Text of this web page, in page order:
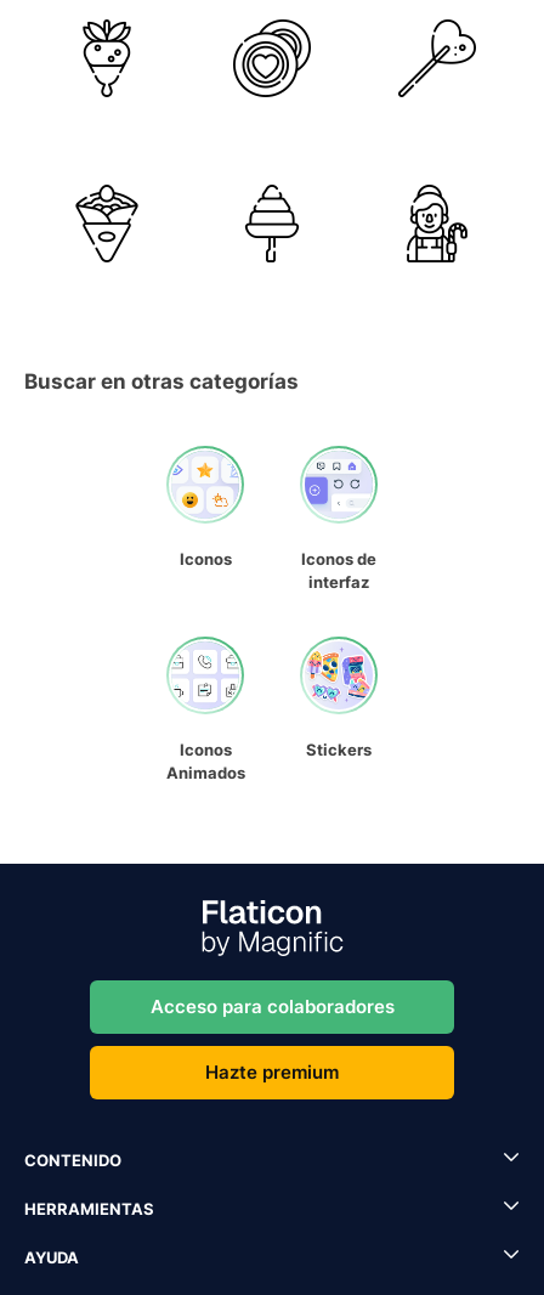
Buscar en otras categorías
Iconos
Iconos de
interfaz
Iconos
Animados
Stickers
Acceso para colaboradores
Hazte premium
CONTENIDO
HERRAMIENTAS
AYUDA